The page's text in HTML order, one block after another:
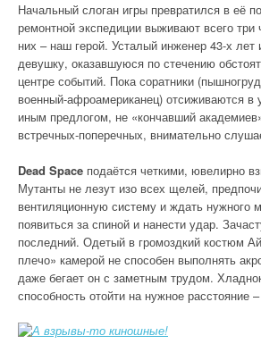
Начальный слоган игры превратился в её
ремонтной экспедиции выживают всего три
них – наш герой. Усталый инженер 43-х
девушку, оказавшуюся по стечению
центре событий. Пока соратники
военный-афроамериканец) отсиживаются в
иным предлогом, не «кончавший
встречных-поперечных, внимательно
Dead Space подаётся четкими, ювелирно
Мутанты не лезут изо всех щелей,
вентиляционную систему и ждать нужного
появиться за спиной и нанести удар.
последний. Одетый в громоздкий костюм
плечо» камерой не способен выполнять
даже бегает он с заметным трудом.
способность отойти на нужное расстояние